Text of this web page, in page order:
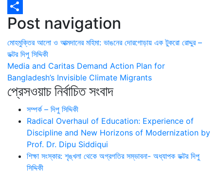
Gmail
Share
Post navigation
মোহমুক্তির আলো ও আত্মদানের মহিমা: ভাঙনের দোরগোড়ায় এক টুকরো রোদ্দুর –
ডক্টর দিপু সিদ্দিকী
Media and Caritas Demand Action Plan for
Bangladesh’s Invisible Climate Migrants
প্রেসওয়াচ নির্বাচিত সংবাদ
সম্পর্ক – দিপু সিদ্দিকী
Radical Overhaul of Education: Experience of
Discipline and New Horizons of Modernization by
Prof. Dr. Dipu Siddiqui
শিক্ষা সংস্কার: শৃঙ্খলা থেকে অগ্রগতির সম্ভাবনা- অধ্যাপক ডক্টর দিপু
সিদ্দিকী